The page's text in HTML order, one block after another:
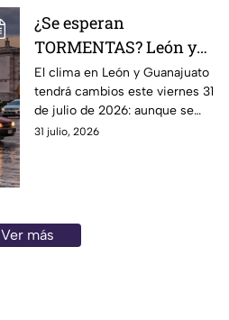
¿Se esperan
TORMENTAS? León y
Guanajuato con
posibilidad de
LLUVIAS FUERTES hoy
viernes: Hora EXACTA
El clima en León y Guanajuato
tendrá cambios este viernes 31
de julio de 2026: aunque se
espera una jornada
31 julio, 2026
Ver más